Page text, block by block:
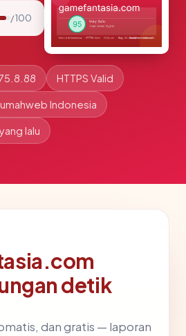
/ 100
HTTPS Valid
Indonesia
lalu
detik
dan gratis — laporan